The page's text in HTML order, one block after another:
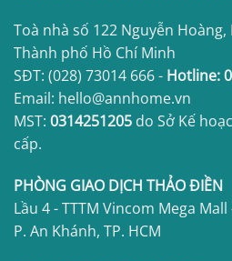
Toà nhà số 122 Nguyễn
Thành phố Hồ Chí Minh
SĐT: (028) 73014 666- Hotline:
Email: hello@annhome.vn
MST: 0314251205 do Sở Kế
cấp.
PHÒNG GIAO DỊCH THẢO ĐIỀN
Lầu 4 - TTTM Vincom Mega
P. An Khánh, TP. HCM